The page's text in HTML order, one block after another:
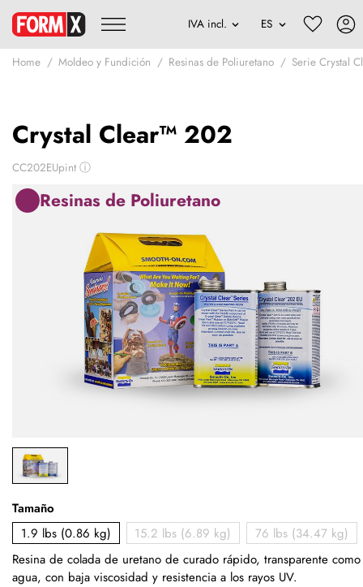
Home Moldeo y Fundición Resinas de Poliuretano Serie Crystal
Crystal Clear™ 202
CC202EUpint ⓘ
Resinas de Poliuretano
Tamaño
1.9 lbs (0.86 kg)
15.2 lbs (6.89 kg)
76 lbs (34.47 kg)
Resina de colada de uretano de curado rápido, transparente
agua, con baja viscosidad y resistencia a los rayos UV.